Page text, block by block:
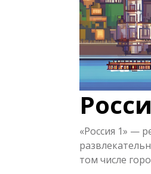
«Россия 1» —
том числе